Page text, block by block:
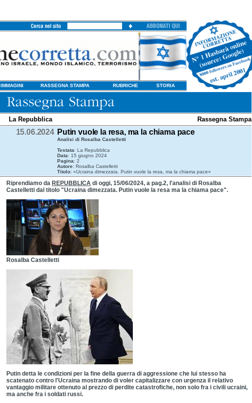
IMMAGINI RASSEGNA STAMPA RUBRICHE STORIA
La Repubblica Rassegna Stampa
15.06.2024 Putin vuole la resa, ma la chiama pace
Analisi di Rosalba Castelletti
Testata: La Repubblica
Data: 15 giugno 2024
Pagina: 2
Autore: Rosalba Castelletti
Titolo: «Ucraina dimezzata. Putin vuole la resa, ma la chiama pace»
Riprendiamo da REPUBBLICA di oggi, 15/06/2024, a pag.2, l'analisi di Rosalba
Castelletti dal titolo "Ucraina dimezzata. Putin vuole la resa ma la chiama pace".
Rosalba Castelletti
Putin detta le condizioni per la fine della guerra di aggressione che lui stesso ha
scatenato contro l'Ucraina mostrando di voler capitalizzare con urgenza il relativo
vantaggio militare ottenuto al prezzo di perdite catastrofiche, non solo fra i civili ucraini,
ma anche fra i soldati russi.